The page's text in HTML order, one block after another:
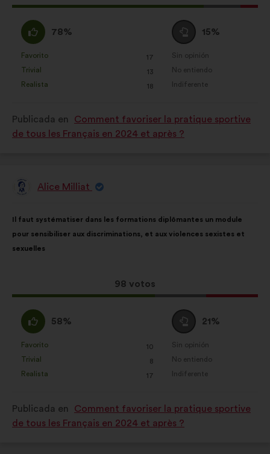
propuesta
A
favor
:
78%
calificado
como:
Favorito
: 17
veces
Trivial 13
veces
Realista
: 18
veces
Neutro
:
15%
calificado
como:
Sin opinión
:veces
No entiendo
:veces
Indiferente
:veces
Publicada en
Comment favoriser la pratique sportive
de tous les Français en 2024 et après ?
PropuestaAlice Milliat
de
la
propuesta:
Il faut systématiser dans les formations diplômantes un module
pour sensibiliser aux discriminations, et aux violences sexistes et
sexuelles
Esta
propuesta
98 votos
el
siguiente
reparto:
A
favor
:
58%
calificado
como:
Favorito
: 10
veces
Trivial 8
veces
Realista
: 17
veces
Neutro
:
21%
calificado
como:
Sin opinión
:veces
No entiendo
:veces
Indiferente
:veces
Publicada en
Comment favoriser la pratique sportive
de tous les Français en 2024 et après ?